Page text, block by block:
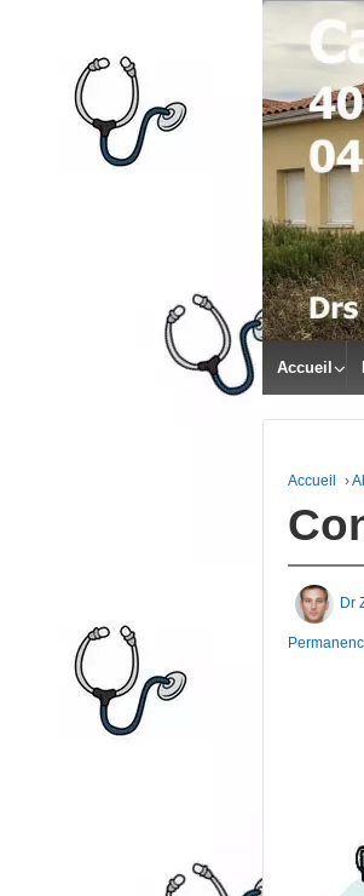
↓
PRINCIPAL
Accueil
Accueil ›
Dr